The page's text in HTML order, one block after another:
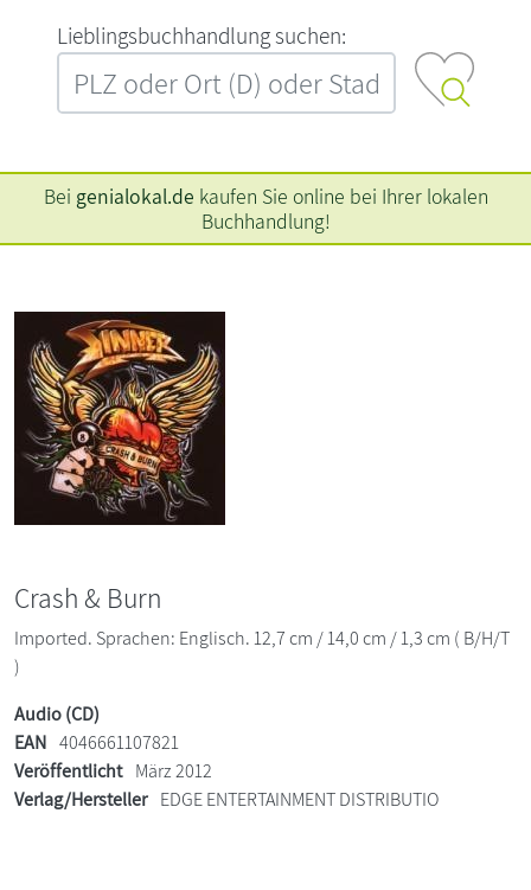
L‍i‍e‍b‍l‍i‍n‍g‍s‍b‍u‍c‍h‍h‍a‍n‍d‍l‍u‍n‍g‍ ‍s‍u‍c‍h‍e‍n‍:‍
Bei genialokal.de kaufen Sie online bei Ihrer lokalen
Buchhandlung!
Crash & Burn
Imported. Sprachen: Englisch. 12,7 cm / 14,0 cm / 1,3 cm ( B/H/T
)
Audio (CD)
EAN 4046661107821
Veröffentlicht März 2012
Verlag/Hersteller EDGE ENTERTAINMENT DISTRIBUTIO